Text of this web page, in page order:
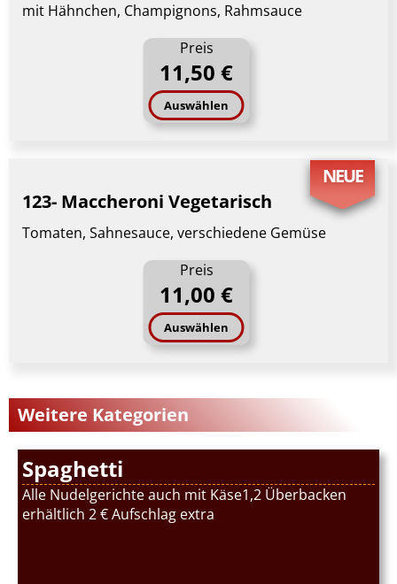
mit Hähnchen, Champignons, Rahmsauce
Preis
11,50 €
Auswählen
NEUE
123- Maccheroni Vegetarisch
Tomaten, Sahnesauce, verschiedene Gemüse
Preis
11,00 €
Auswählen
Weitere Kategorien
Spaghetti
Alle Nudelgerichte auch mit Käse1,2 Überbacken
erhältlich 2 € Aufschlag extra